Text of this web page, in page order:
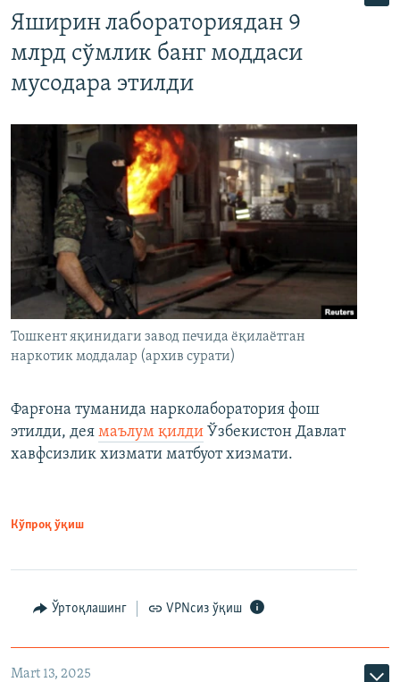
Яширин лабораториядан 9
млрд сўмлик банг моддаси
мусодара этилди
Тошкент яқинидаги завод печида ёқилаётган
наркотик моддалар (архив сурати)
Фарғона туманида нарколаборатория фош
этилди, дея маълум қилди Ўзбекистон Давлат
хавфсизлик хизмати матбуот хизмати.
Кўпроқ ўқиш
Ўртоқлашинг VPNсиз ўқиш
Mart 13, 2025